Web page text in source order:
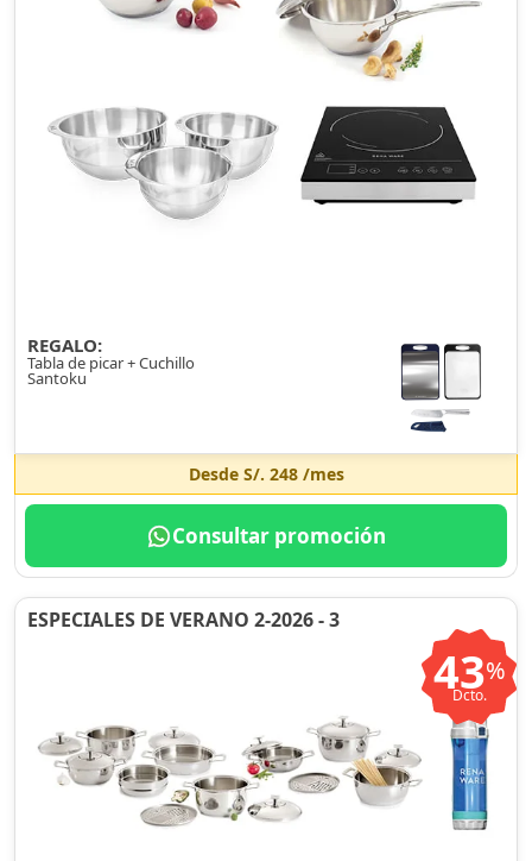
REGALO:
Tabla de picar + Cuchillo
Santoku
Desde S/. 248/mes
Consultar promoción
ESPECIALES DE VERANO 2-2026 - 3
43%
Dcto.